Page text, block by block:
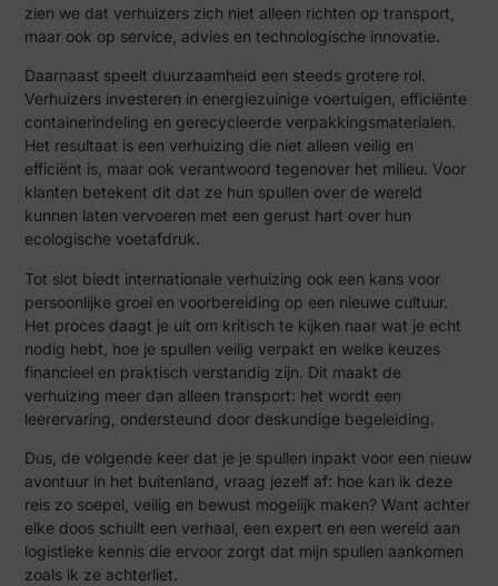
zien we dat verhuizers zich niet alleen richten op transport,
maar ook op service, advies en technologische innovatie.
Daarnaast speelt duurzaamheid een steeds grotere rol.
Verhuizers investeren in energiezuinige voertuigen, efficiënte
containerindeling en gerecycleerde verpakkingsmaterialen.
Het resultaat is een verhuizing die niet alleen veilig en
efficiënt is, maar ook verantwoord tegenover het milieu. Voor
klanten betekent dit dat ze hun spullen over de wereld
kunnen laten vervoeren met een gerust hart over hun
ecologische voetafdruk.
Tot slot biedt internationale verhuizing ook een kans voor
persoonlijke groei en voorbereiding op een nieuwe cultuur.
Het proces daagt je uit om kritisch te kijken naar wat je echt
nodig hebt, hoe je spullen veilig verpakt en welke keuzes
financieel en praktisch verstandig zijn. Dit maakt de
verhuizing meer dan alleen transport: het wordt een
leerervaring, ondersteund door deskundige begeleiding.
Dus, de volgende keer dat je je spullen inpakt voor een nieuw
avontuur in het buitenland, vraag jezelf af: hoe kan ik deze
reis zo soepel, veilig en bewust mogelijk maken? Want achter
elke doos schuilt een verhaal, een expert en een wereld aan
logistieke kennis die ervoor zorgt dat mijn spullen aankomen
zoals ik ze achterliet.